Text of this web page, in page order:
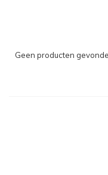
Geen producten